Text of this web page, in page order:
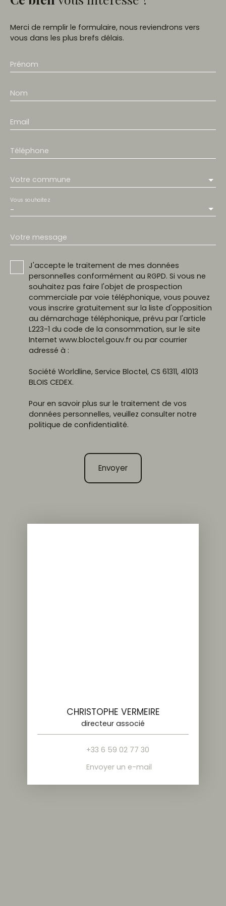
Merci de remplir le formulaire, nous reviendrons vers
vous dans les plus brefs délais.
Prénom
Nom
Email
Téléphone
Votre commune
-
Vous souhaitez
Votre message
J'accepte le traitement de mes données
personnelles conformément au RGPD. Si vous ne
souhaitez pas faire l'objet de prospection
commerciale par voie téléphonique, vous pouvez
vous inscrire gratuitement sur la liste d'opposition
au démarchage téléphonique, prévu par l'article
L223-1 du code de la consommation, sur le site
Internet www.bloctel.gouv.fr ou par courrier
adressé à :
Société Worldline, Service Bloctel, CS 61311, 41013
BLOIS CEDEX.
Pour en savoir plus sur le traitement de vos
données personnelles, veuillez consulter notre
politique de confidentialité.
Envoyer
CHRISTOPHE VERMEIRE
directeur associé
+33 6 59 02 77 30
Envoyer un e-mail